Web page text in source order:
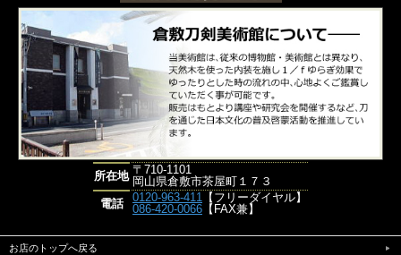
所在地 〒710-1101
岡山県倉敷市茶屋町１７３
電話
0120-963-411 【フリーダイヤル】
086-420-0066 【FAX兼】
お店のトップへ戻る